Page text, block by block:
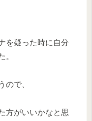
を疑った時に自分
。
ので、
方がいいかなと思